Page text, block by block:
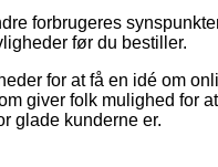
forbrugeres
før du bestiller.
for at få en idé om
giver folk mulighed for
glade kunderne er.